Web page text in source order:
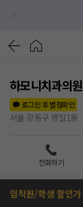
하모니치과의원
로그인 후 별점확인
서울 강동구 명일1동
전화하기
임직원/학생 할인가